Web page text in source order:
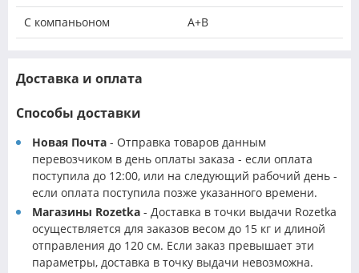
С компаньоном A+B
Доставка и оплата
Способы доставки
Новая Почта - Отправка товаров данным
перевозчиком в день оплаты заказа - если оплата
поступила до 12:00, или на следующий рабочий день -
если оплата поступила позже указанного времени.
Магазины Rozetka - Доставка в точки выдачи Rozetka
осуществляется для заказов весом до 15 кг и длиной
отправления до 120 см. Если заказ превышает эти
параметры, доставка в точку выдачи невозможна.